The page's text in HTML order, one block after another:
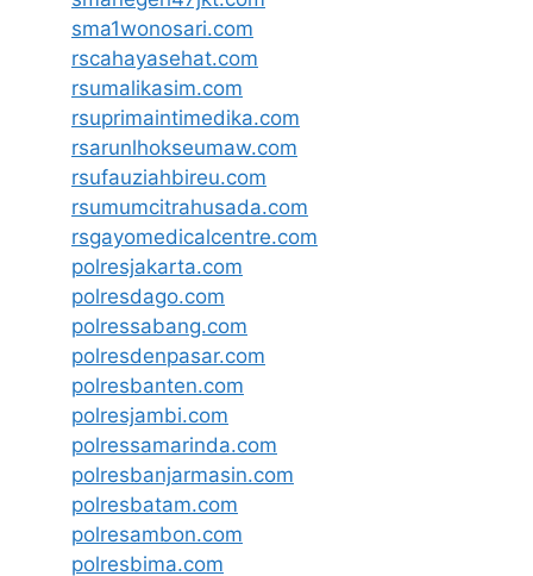
sma1wonosari.com
rscahayasehat.com
rsumalikasim.com
rsuprimaintimedika.com
rsarunlhokseumaw.com
rsufauziahbireu.com
rsumumcitrahusada.com
rsgayomedicalcentre.com
polresjakarta.com
polresdago.com
polressabang.com
polresdenpasar.com
polresbanten.com
polresjambi.com
polressamarinda.com
polresbanjarmasin.com
polresbatam.com
polresambon.com
polresbima.com